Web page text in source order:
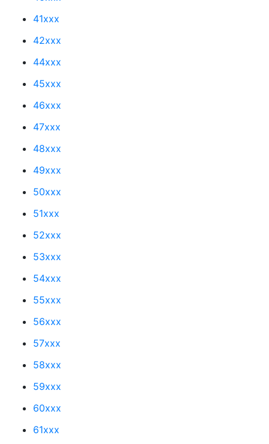
41xxx
42xxx
44xxx
45xxx
46xxx
47xxx
48xxx
49xxx
50xxx
51xxx
52xxx
53xxx
54xxx
55xxx
56xxx
57xxx
58xxx
59xxx
60xxx
61xxx